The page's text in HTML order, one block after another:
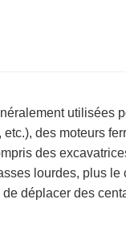
utilisées
des moteurs
des
lourdes, plus
déplacer des